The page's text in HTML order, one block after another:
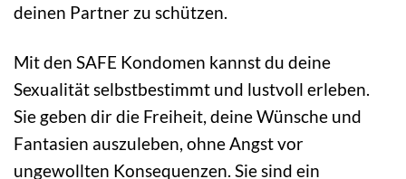
deinen Partner zu schützen.
Mit den SAFE Kondomen kannst du deine
Sexualität selbstbestimmt und lustvoll erleben.
Sie geben dir die Freiheit, deine Wünsche und
Fantasien auszuleben, ohne Angst vor
ungewollten Konsequenzen. Sie sind ein